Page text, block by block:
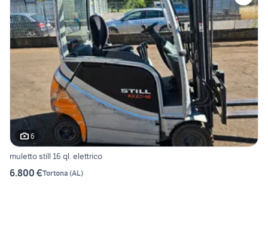
6
muletto still 16 ql. elettrico
6.800 €Tortona (AL)